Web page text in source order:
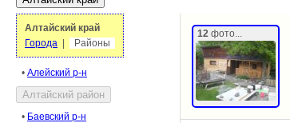
Алтайский край
Города
Районы
• Алейский р-н
• Баевский р-н
12 фото...